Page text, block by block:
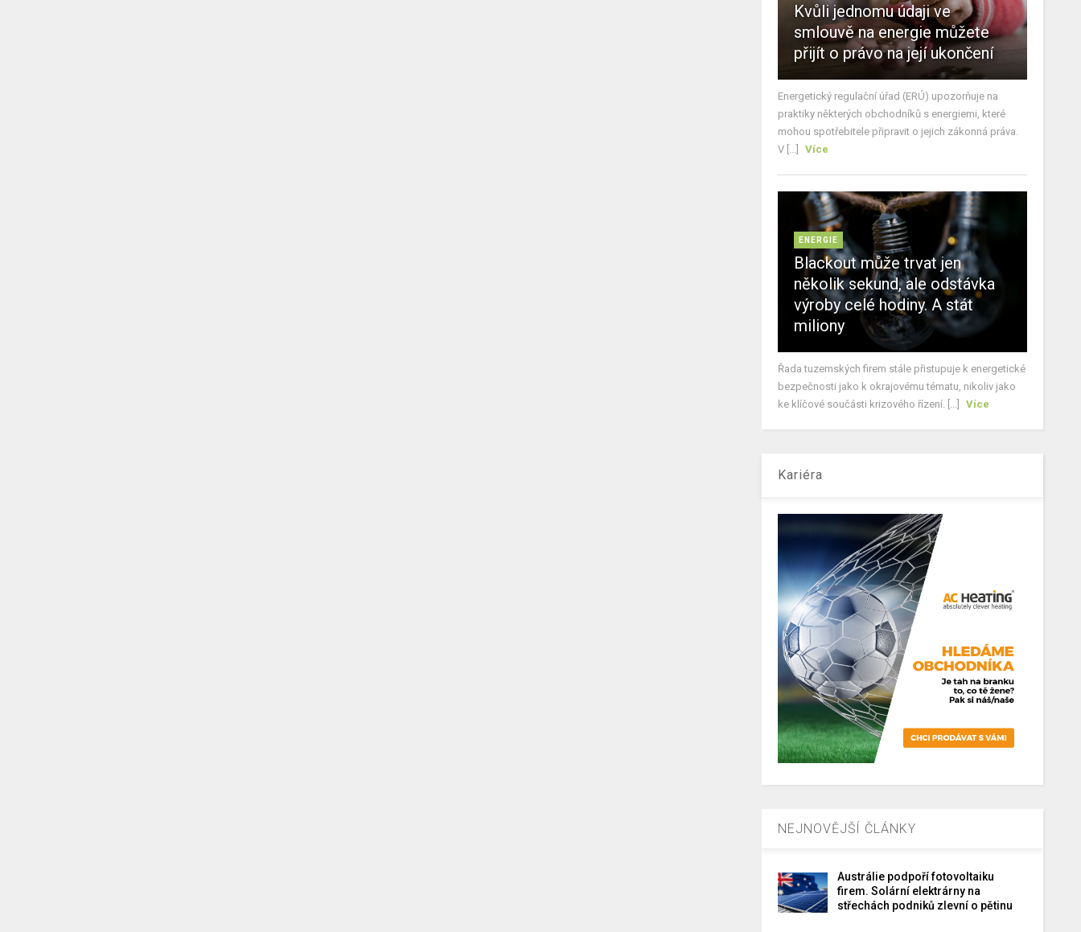
Kvůli jednomu údaji ve
smlouvě na energie můžete
přijít o právo na její ukončení
Energetický regulační úřad (ERÚ) upozorňuje na
praktiky některých obchodníků s energiemi, které
mohou spotřebitele připravit o jejich zákonná práva.
V [...]
Více
ENERGIE
Blackout může trvat jen
několik sekund, ale odstávka
výroby celé hodiny. A stát
miliony
Řada tuzemských firem stále přistupuje k energetické
bezpečnosti jako k okrajovému tématu, nikoliv jako
ke klíčové součásti krizového řízení. [...]
Více
Kariéra
NEJNOVĚJŠÍ ČLÁNKY
Austrálie podpoří fotovoltaiku
firem. Solární elektrárny na
střechách podniků zlevní o pětinu